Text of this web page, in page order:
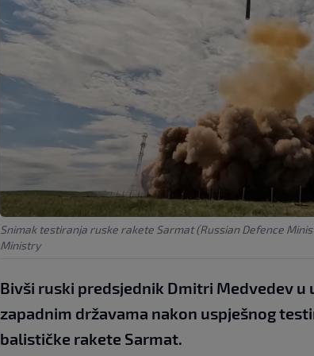
Snimak testiranja ruske rakete Sarmat (Russian Defence
Ministry
Bivši ruski predsjednik Dmitri Medvedev
zapadnim državama nakon uspješnog
balističke rakete Sarmat.